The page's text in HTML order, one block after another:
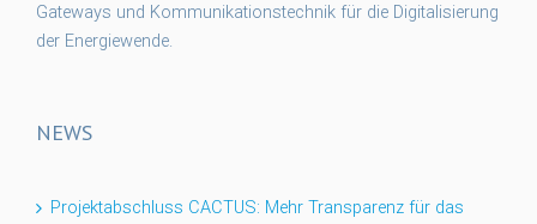
Gateways und Kommunikationstechnik für die Digitalisierung
der Energiewende.
NEWS
Projektabschluss CACTUS: Mehr Transparenz für das